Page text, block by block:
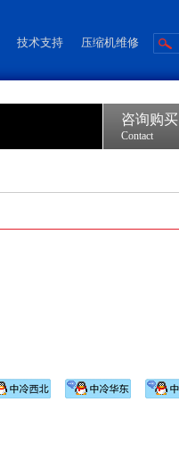
技术支持 压缩机维修
咨询购买
Contact